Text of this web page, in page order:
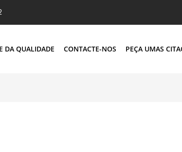
DA QUALIDADE CONTACTE-NOS PEÇA UMAS